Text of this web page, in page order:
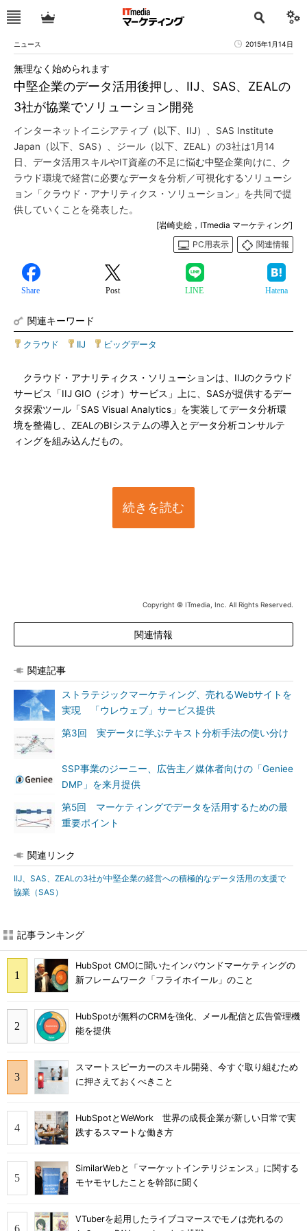
ニュース 2015年1月14日
中堅企業のデータ活用後押し、IIJ、SAS、ZEALの
3社が協業でソリューション開発
無理なく始められます
インターネットイニシアティブ（以下、IIJ）、SAS Institute
Japan（以下、SAS）、ジール（以下、ZEAL）の3社は1月14
日、データ活用スキルやIT資産の不足に悩む中堅企業向けに、ク
ラウド環境で経営に必要なデータを分析／可視化するソリューシ
ョン「クラウド・アナリティクス・ソリューション」を共同で提
供していくことを発表した。
[岩崎史絵，ITmedia マーケティング]
PC用表示
関連情報
Share Post LINE Hatena
関連キーワード
クラウド IIJ ビッグデータ
クラウド・アナリティクス・ソリューションは、IIJのクラウド
サービス「IIJ GIO（ジオ）サービス」上に、SASが提供するデー
タ探索ツール「SAS Visual Analytics」を実装してデータ分析環
境を整備し、ZEALのBIシステムの導入とデータ分析コンサルテ
ィングを組み込んだもの。
続きを読む
Copyright © ITmedia, Inc. All Rights Reserved.
関連情報
関連記事
ストラテジックマーケティング、売れるWebサイトを
実現 「ウレウェブ」サービス提供
第3回 実データに学ぶテキスト分析手法の使い分け
SSP事業のジーニー、広告主／媒体者向けの「Geniee
DMP」を来月提供
第5回 マーケティングでデータを活用するための最
重要ポイント
関連リンク
IIJ、SAS、ZEALの3社が中堅企業の経営への積極的なデータ活用の支援で
協業（SAS）
記事ランキング
HubSpot CMOに聞いたインバウンドマーケティングの
新フレームワーク「フライホイール」のこと
HubSpotが無料のCRMを強化、メール配信と広告管理機
能を提供
スマートスピーカーのスキル開発、今すぐ取り組むため
に押さえておくべきこと
HubSpotとWeWork 世界の成長企業が新しい日常で実
践するスマートな働き方
SimilarWebと「マーケットインテリジェンス」に関する
モヤモヤしたことを幹部に聞く
VTuberを起用したライブコマースでモノは売れるの